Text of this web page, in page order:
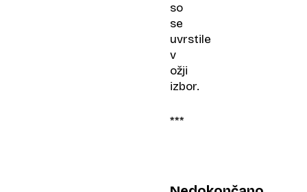
so
se
uvrstile
v
ožji
izbor.
***